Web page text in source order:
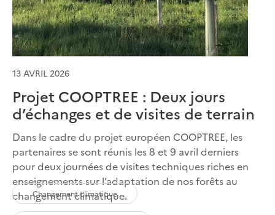
13 AVRIL 2026
Projet COOPTREE : Deux jours
d’échanges et de visites de terrain
Dans le cadre du projet européen COOPTREE, les
partenaires se sont réunis les 8 et 9 avril derniers
pour deux journées de visites techniques riches en
enseignements sur l’adaptation de nos forêts au
changement climatique.
Changement climatique